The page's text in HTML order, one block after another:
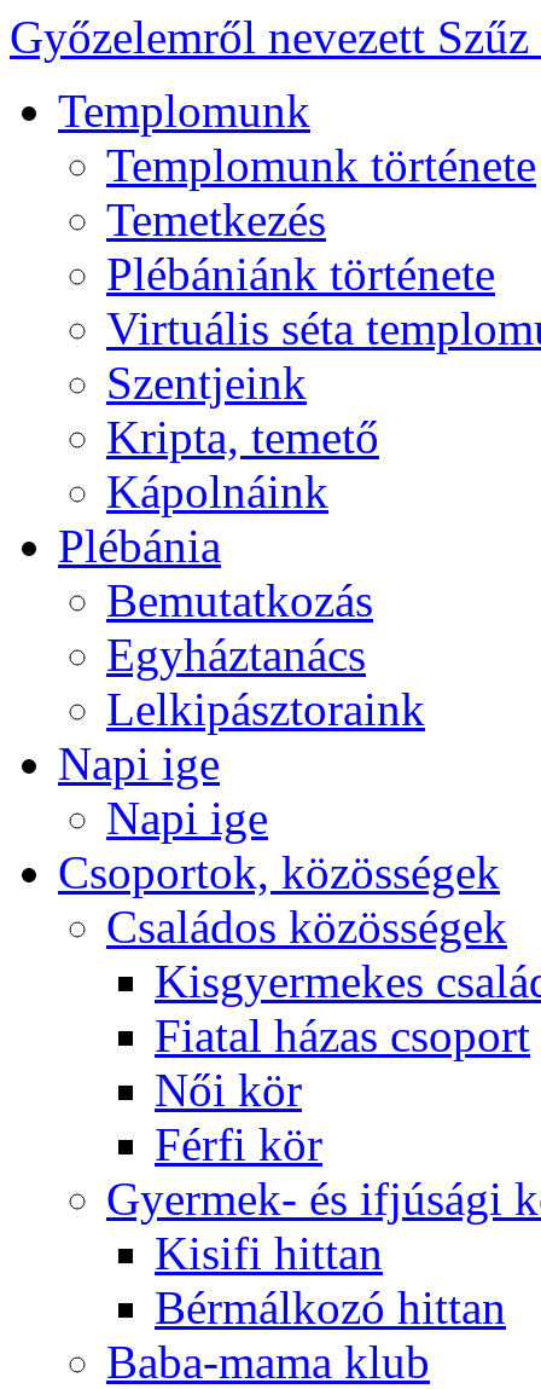
Győzelemről nevezett
Templomunk
Templomunk története
Temetkezés
Plébániánk története
Virtuális séta
Szentjeink
Kripta, temető
Kápolnáink
Plébánia
Bemutatkozás
Egyháztanács
Lelkipásztoraink
Napi ige
Napi ige
Csoportok, közösségek
Családos közösségek
Kisgyermekes
Fiatal házas csoport
Női kör
Férfi kör
Gyermek- és ifjúsági
Kisifi hittan
Bérmálkozó hittan
Baba-mama klub